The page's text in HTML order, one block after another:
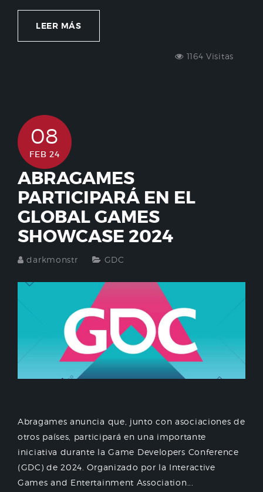
LEER MÁS
1164 Visitas
08
FEB 24
ABRAGAMES
PARTICIPARÁ EN EL
GLOBAL GAMES
SHOWCASE 2024
darkmonstr GDC
Abragames anuncia que, junto con asociaciones de
otros países, participará en una importante
iniciativa durante la Game Developers Conference
(GDC) de 2024. Organizado por la Interactive
Games and Entertainment Association...